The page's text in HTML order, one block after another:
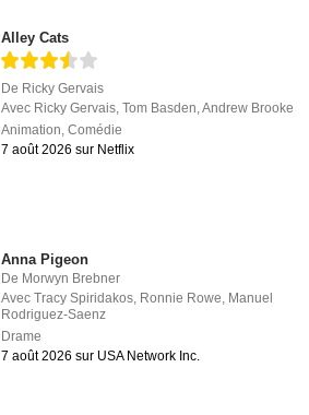
Alley Cats
De Ricky Gervais
Avec Ricky Gervais,Tom Basden,Andrew Brooke
Animation,Comédie
7 août 2026 sur Netflix
Anna Pigeon
De Morwyn Brebner
AvecTracy Spiridakos, Ronnie Rowe, Manuel
Rodriguez-Saenz
Drame
7 août 2026 sur USA Network Inc.